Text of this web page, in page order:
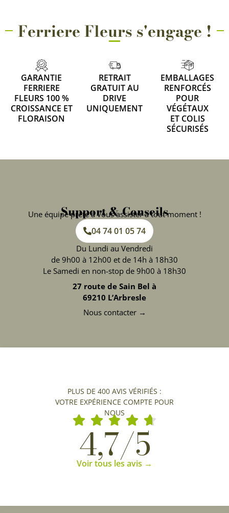
Ferriere Fleurs s'engage !
GARANTIE
FERRIERE
FLEURS 100 %
CROISSANCE ET
FLORAISON
RETRAIT
GRATUIT AU
DRIVE
UNIQUEMENT
EMBALLAGES
RENFORCÉS
POUR
VÉGÉTAUX
ET COLIS
SÉCURISÉS
Support & Conseils
Une équipe prête à vous assister à tout moment !
04 74 01 05 74
Du Lundi au Vendredi
de 9h00 à 12h00 et de 14h à 18h30
Le Samedi en non-stop de 9h00 à 18h30
27 route de Sain Bel à
69210 L’Arbresle
Nous contacter →
PLUS DE 400 AVIS VÉRIFIÉS :
VOTRE EXPÉRIENCE COMPTE POUR
NOUS
4,7/5
Voir tous les avis →